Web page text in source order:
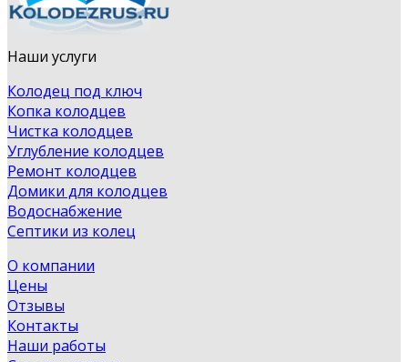
Наши услуги
Колодец под ключ
Копка колодцев
Чистка колодцев
Углубление колодцев
Ремонт колодцев
Домики для колодцев
Водоснабжение
Септики из колец
О компании
Цены
Отзывы
Контакты
Наши работы